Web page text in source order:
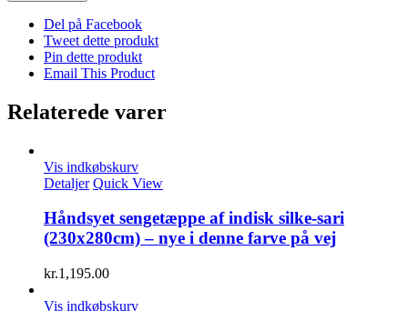
Del på Facebook
Tweet dette produkt
Pin dette produkt
Email This Product
Relaterede varer
Vis indkøbskurv
Detaljer Quick View
Håndsyet sengetæppe af indisk silke-sari
(230x280cm) – nye i denne farve på vej
kr.1,195.00
Vis indkøbskurv